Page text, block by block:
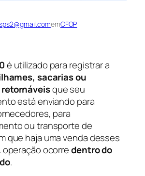
emCFOP
é utilizado para registrar a
sacarias ou
que seu
está enviando para
para
ou transporte de
que haja uma venda desses
operação ocorredentro do
.